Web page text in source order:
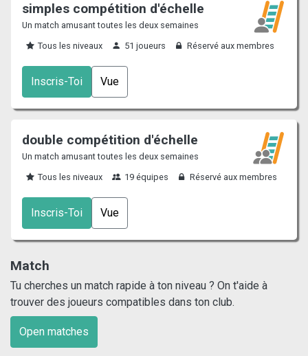
simples compétition d'échelle
Un match amusant toutes les deux semaines
Tous les niveaux
51 joueurs Réservé aux membres
Inscris-Toi Vue
double compétition d'échelle
Un match amusant toutes les deux semaines
Tous les niveaux
19 équipes Réservé aux membres
Inscris-Toi Vue
Match
Tu cherches un match rapide à ton niveau ? On t'aide à
trouver des joueurs compatibles dans ton club.
Open matches